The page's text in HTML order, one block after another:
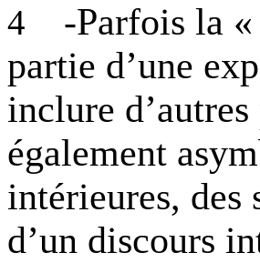
4 -Parfois la «
partie d’une
inclure
également
intérieures, des
d’un discours